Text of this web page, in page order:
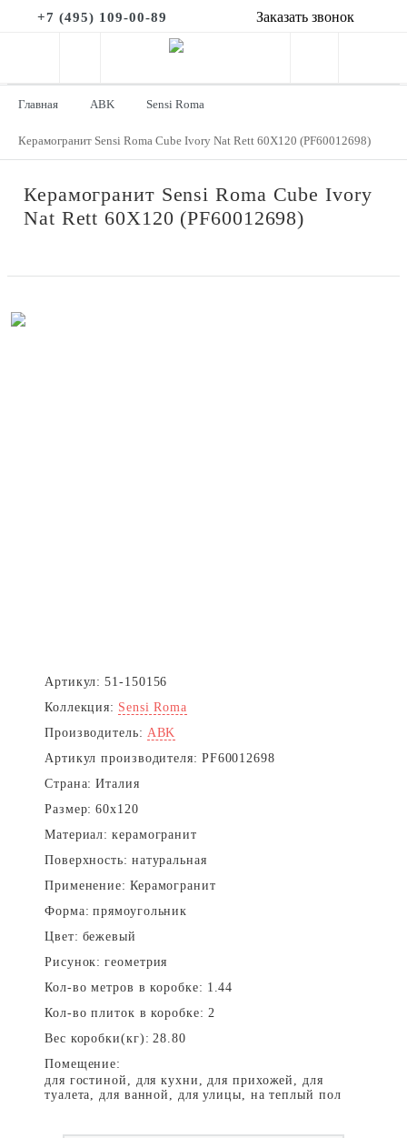
+7 (495) 109-00-89 Заказать звонок
Главная ABK Sensi Roma
Керамогранит Sensi Roma Cube Ivory Nat Rett 60X120 (PF60012698)
Керамогранит Sensi Roma Cube Ivory
Nat Rett 60X120 (PF60012698)
Артикул: 51-150156
Коллекция: Sensi Roma
Производитель: ABK
Артикул производителя: PF60012698
Страна: Италия
Размер: 60x120
Материал: керамогранит
Поверхность: натуральная
Применение: Керамогранит
Форма: прямоугольник
Цвет: бежевый
Рисунок: геометрия
Кол-во метров в коробке: 1.44
Кол-во плиток в коробке: 2
Вес коробки(кг): 28.80
Помещение:
для гостиной, для кухни, для прихожей, для
туалета, для ванной, для улицы, на теплый пол